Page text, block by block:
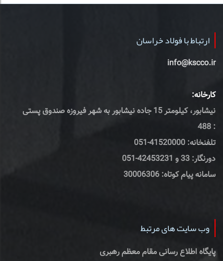
ارتباط با فولاد خراسان
info@kscco.ir
کارخانه:
نیشابور، کیلومتر 15 جاده نیشابور به شهر فیروزه صندوق پستی
: 488
تلفنخانه: 41520000-051
دورنگار: 33 و 42453231-051
سامانه پیام کوتاه: 30006306
وب سایت های مرتبط
پایگاه اطلاع رسانی مقام معظم رهبری